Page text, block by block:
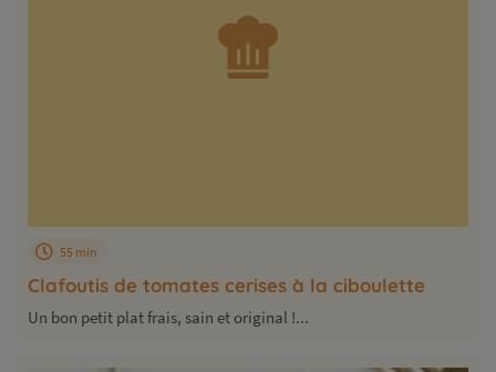
Clafoutis de tomates cerises à la ciboulette
55 min
Un bon petit plat frais, sain et original !...